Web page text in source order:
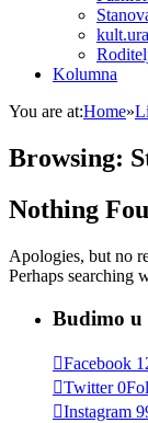
Kolumna
You are at:Home»
Browsing:
Nothing
Apologies, but no
Perhaps searching
Budimo
Facebook
Twitter 0
Instagram